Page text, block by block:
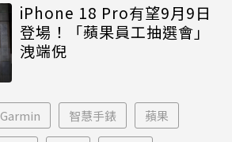
iPhone 18 Pro有望9月9日
登場！「蘋果員工抽選會」
洩端倪
Garmin 智慧手錶 蘋果